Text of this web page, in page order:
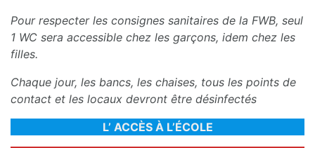
Pour respecter les consignes sanitaires de la FWB, seul
1 WC sera accessible chez les garçons, idem chez les
filles.
Chaque jour, les bancs, les chaises, tous les points de
contact et les locaux devront être désinfectés
L’ ACCÈS À L’ÉCOLE